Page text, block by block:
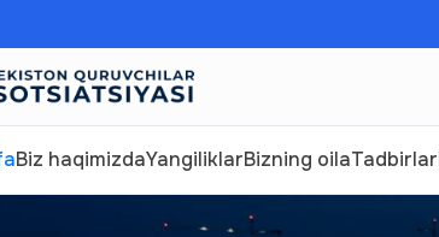
Biz haqimizdaYangiliklarBizning oilaTadbirlar